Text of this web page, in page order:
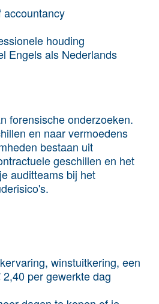
accountancy
houding
Engels als Nederlands
forensische onderzoeken.
en naar vermoedens
bestaan uit
geschillen en het
auditteams bij het
winstuitkering, een
per gewerkte dag